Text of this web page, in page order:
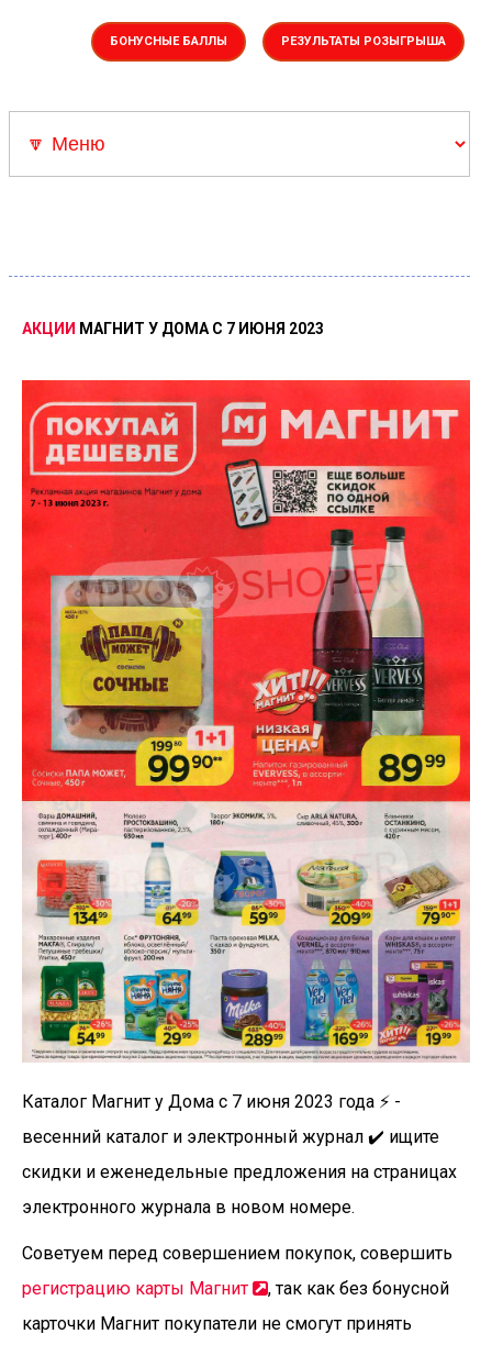
РЕЗУЛЬТАТЫ РОЗЫГРЫША
БОНУСНЫЕ БАЛЛЫ
Акции
АКЦИИ МАГНИТ У ДОМА С 7 ИЮНЯ 2023
Каталог Магнит у Дома с 7 июня 2023 года ⚡️ -
весенний каталог и электронный журнал ✔️ ищите
скидки и еженедельные предложения на страницах
электронного журнала в новом номере.
Советуем перед совершением покупок, совершить
регистрацию карты Магнит
, так как без бонусной
карточки Магнит покупатели не смогут принять